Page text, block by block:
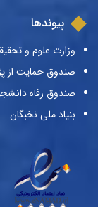
پیوندها
وزارت علوم و
صندوق حمایت از
صندوق رفاه
بنیاد ملی نخبگان